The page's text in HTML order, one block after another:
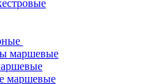
маршевые
маршевые